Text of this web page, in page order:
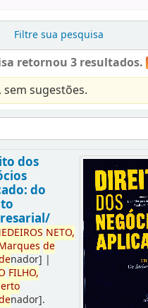
Filtre sua pesquisa
retornou 3 resultados.
sem sugestões.
dos
do
DEIROS NETO,
de
nador] |
FILHO,
nador].